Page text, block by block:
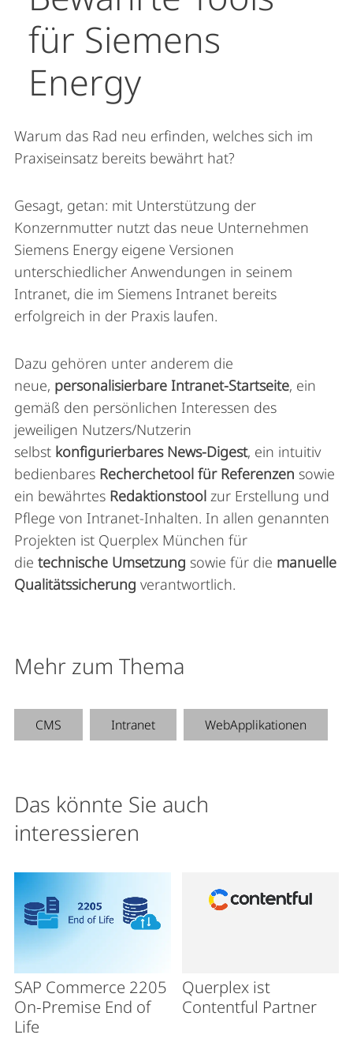
für Siemens
Energy
Warum das Rad neu erfinden, welches sich im
Praxiseinsatz bereits bewährt hat?
Gesagt, getan: mit Unterstützung der
Konzernmutter nutzt das neue Unternehmen
Siemens Energy eigene Versionen
unterschiedlicher Anwendungen in seinem
Intranet, die im Siemens Intranet bereits
erfolgreich in der Praxis laufen.
Dazu gehören unter anderem die
neue, personalisierbare Intranet-Startseite, ein
gemäß den persönlichen Interessen des
jeweiligen Nutzers/Nutzerin
selbst konfigurierbares News-Digest, ein intuitiv
bedienbares Recherchetool für Referenzen sowie
ein bewährtes Redaktionstool zur Erstellung und
Pflege von Intranet-Inhalten. In allen genannten
Projekten ist Querplex München für
die technische Umsetzung sowie für die manuelle
Qualitätssicherung verantwortlich.
Mehr zum Thema
CMS Intranet WebApplikationen
Das könnte Sie auch
interessieren
SAP Commerce 2205
On-Premise End of
Life
Querplex ist
Contentful Partner